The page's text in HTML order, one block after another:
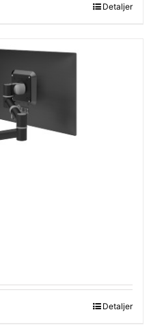
Detaljer
Detaljer